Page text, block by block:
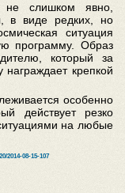
слишком явно,
в виде редких, но
ситуация
программу. Образ
который за
крепкой
особенно
действует резко
на любые
2014-08-15-107